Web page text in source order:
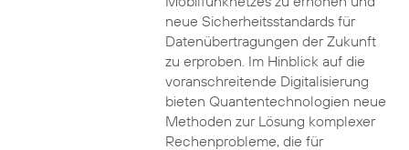
neue Sicherheitsstandards für
Datenübertragungen der Zukunft
zu erproben. Im Hinblick auf die
voranschreitende Digitalisierung
bieten Quantentechnologien neue
Methoden zur Lösung komplexer
Rechenprobleme, die für